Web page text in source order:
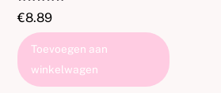
d
uit 5
€8.89
Toevoegen aan
winkelwagen